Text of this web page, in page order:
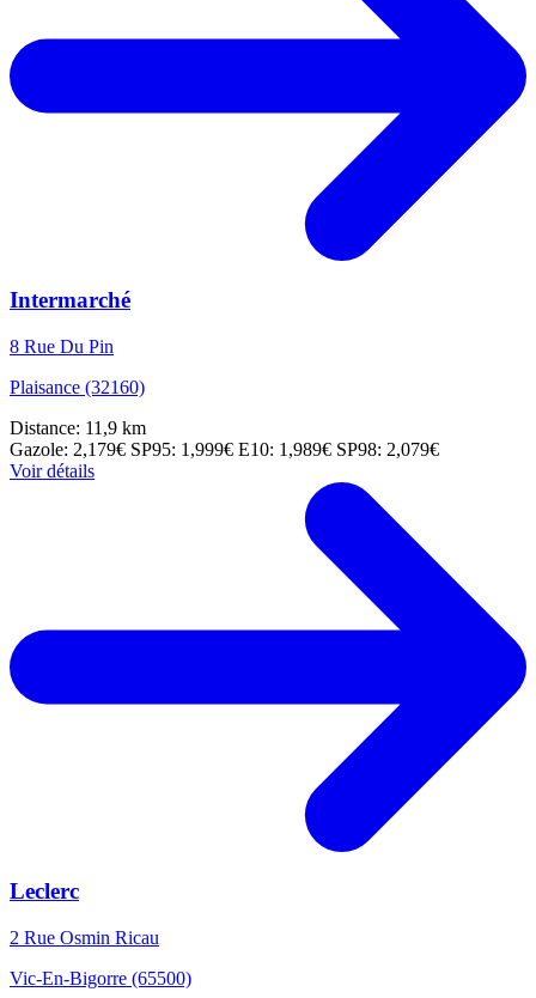
Intermarché
8 Rue Du Pin
Plaisance (32160)
Distance: 11,9 km
Gazole: 2,179€ SP95: 1,999€ E10: 1,989€ SP98: 2,079€
Voir détails
Leclerc
2 Rue Osmin Ricau
Vic-En-Bigorre (65500)